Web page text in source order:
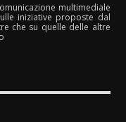
multimediale
iniziative proposte dal
che su quelle delle altre